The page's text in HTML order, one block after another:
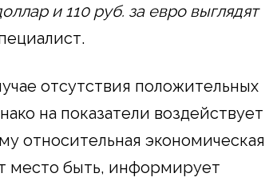
и 110 руб. за евро выглядят
отсутствия положительных
на показатели воздействует
относительная экономическая
место быть, информирует